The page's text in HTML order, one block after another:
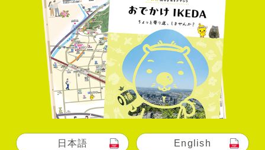
日本語 English